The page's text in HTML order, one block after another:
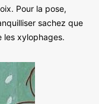
Pour la pose,
sachez que
les xylophages.